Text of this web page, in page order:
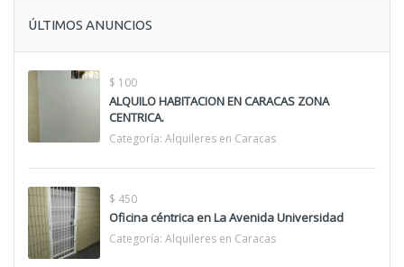
ÚLTIMOS ANUNCIOS
$ 100
ALQUILO HABITACION EN CARACAS ZONA
CENTRICA.
Categoría: Alquileres en Caracas
$ 450
Oficina céntrica en La Avenida Universidad
Categoría: Alquileres en Caracas